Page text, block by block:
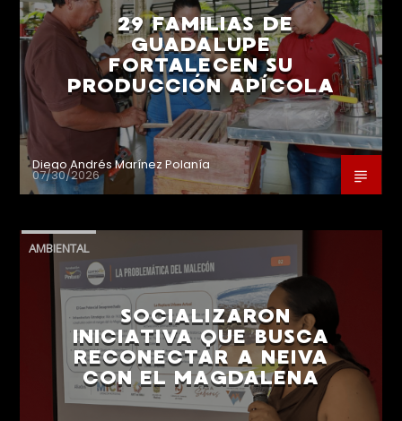
29 FAMILIAS DE
GUADALUPE
FORTALECEN SU
PRODUCCIÓN APÍCOLA
Diego Andrés Marínez Polanía
07/30/2026
AMBIENTAL
SOCIALIZARON
INICIATIVA QUE BUSCA
RECONECTAR A NEIVA
CON EL MAGDALENA